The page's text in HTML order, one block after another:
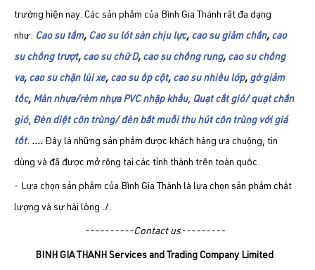
trường hiện nay. Các sản phẩm của Bình Gia Thành rất đa dạng
như: Cao su tấm, Cao su lót sàn chịu lực, cao su giảm chấn, cao
su chống trượt, cao su chữ D, cao su chống rung, cao su chống
va, cao su chặn lùi xe, cao su ốp cột, cao su nhiều lớp, gờ giảm
tốc, Màn nhựa/rèm nhựa PVC nhập khẩu, Quạt cắt gió/ quạt chắn
gió, Đèn diệt côn trùng/ đèn bắt muỗi thu hút côn trùng với giá
tốt. .... Đây là những sản phẩm được khách hàng ưa chuộng, tin
dùng và đã được mở rộng tại các tỉnh thành trên toàn quốc.
- Lựa chọn sản phẩm của Bình Gia Thành là lựa chọn sản phẩm chất
lượng và sự hài lòng ./.
----------Contact us---------
BINH GIA THANH Services and Trading Company Limited